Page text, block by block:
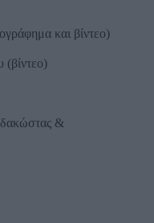
και βίντεο)
&